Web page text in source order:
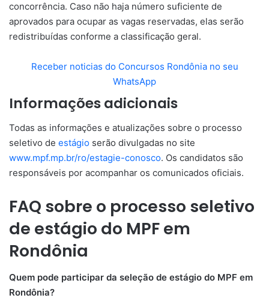
concorrência. Caso não haja número suficiente de
aprovados para ocupar as vagas reservadas, elas serão
redistribuídas conforme a classificação geral.
Receber noticias do Concursos Rondônia no seu
WhatsApp
Informações adicionais
Todas as informações e atualizações sobre o processo
seletivo de estágio serão divulgadas no site
www.mpf.mp.br/ro/estagie-conosco. Os candidatos são
responsáveis por acompanhar os comunicados oficiais.
FAQ sobre o processo seletivo
de estágio do MPF em
Rondônia
Quem pode participar da seleção de estágio do MPF em
Rondônia?